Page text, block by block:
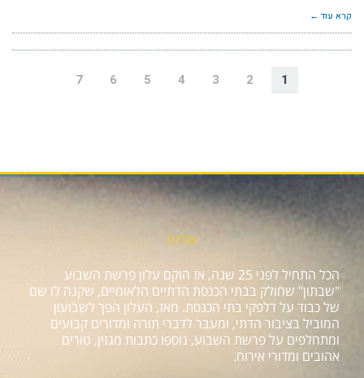
קרא עוד ←
1
2
3
4
5
6
7
אודות
הכל התחיל לפני 25 שנה, אז הוקם עלון פרשת השבוע
"שבתון" שחולק בבתי הכנסת הדתיים הלאומיים, שקנה לו שם
של כבוד על דלפקי בתי הכנסת. מאז, העלון הפך לשבועון
המוביל בציבור הדתי, ומעבר לדברי תורה ומדורים קבועים
ומתחלפים על פרשת השבוע, נוספו כתבות מגזין, טורים
אהובים ומדורי אירוח.